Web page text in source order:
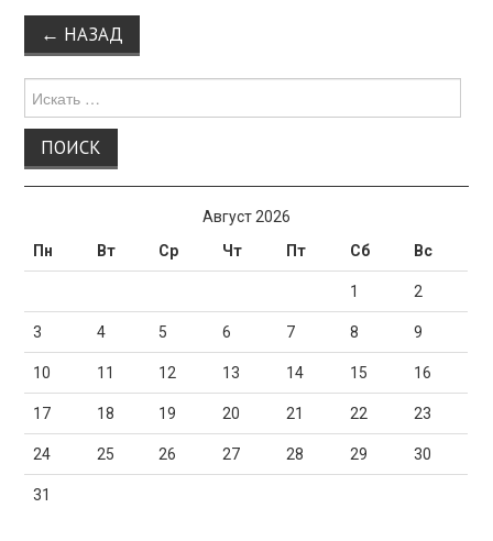
Навигация
по
записи
← НАЗАД
для:
Август 2026
Пн
Вт Ср Чт Пт Сб Вс
1 2
3 4 5 6 7 8 9
10 11 12 13 14 15 16
17 18 19 20 21 22 23
24 25 26 27 28 29 30
31